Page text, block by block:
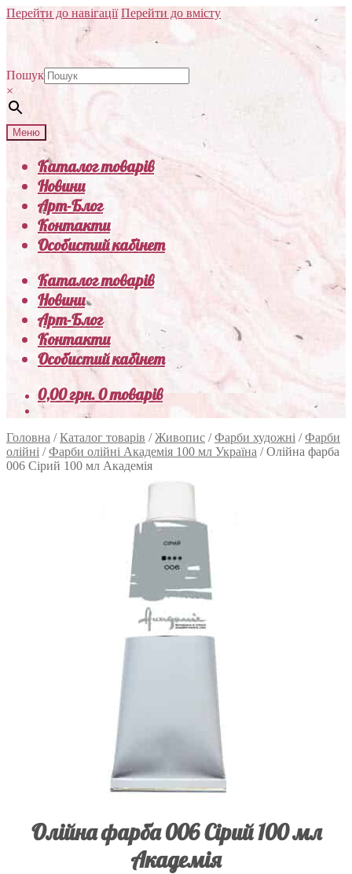
Перейти до навігації Перейти до вмісту
Пошук
×
Меню
Каталог товарів
Новини
Арт-Блог
Контакти
Особистий кабінет
Каталог товарів
Новини
Арт-Блог
Контакти
Особистий кабінет
0,00грн.0 товарів
Головна /Каталог товарів /Живопис /Фарби художні /Фарби
олійні /Фарби олійні Академія 100 мл Україна /Олійна фарба
006 Сірий 100 мл Академія
Олійна фарба 006 Сірий 100 мл
Академія